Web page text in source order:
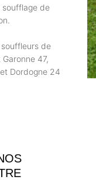
soufflage de
de
47,
Dordogne 24